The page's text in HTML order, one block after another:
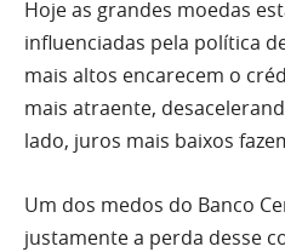
Hoje as grandes moedas
influenciadas pela política
mais altos encarecem o
mais atraente,
lado, juros mais baixos
Um dos medos do Banco
justamente a perda desse